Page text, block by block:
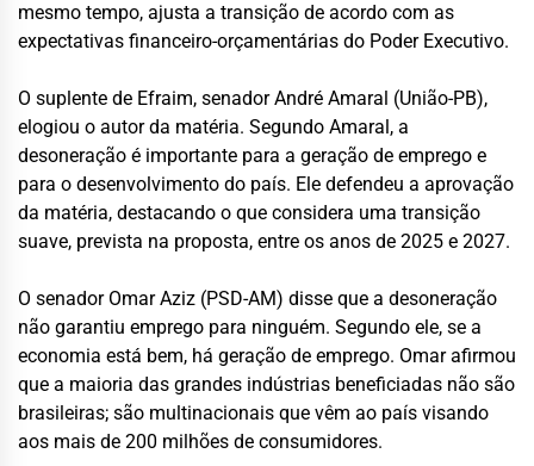
mesmo tempo, ajusta a transição de acordo com as
expectativas financeiro-orçamentárias do Poder Executivo.
O suplente de Efraim, senador André Amaral (União-PB),
elogiou o autor da matéria. Segundo Amaral, a
desoneração é importante para a geração de emprego e
para o desenvolvimento do país. Ele defendeu a aprovação
da matéria, destacando o que considera uma transição
suave, prevista na proposta, entre os anos de 2025 e 2027.
O senador Omar Aziz (PSD-AM) disse que a desoneração
não garantiu emprego para ninguém. Segundo ele, se a
economia está bem, há geração de emprego. Omar afirmou
que a maioria das grandes indústrias beneficiadas não são
brasileiras; são multinacionais que vêm ao país visando
aos mais de 200 milhões de consumidores.